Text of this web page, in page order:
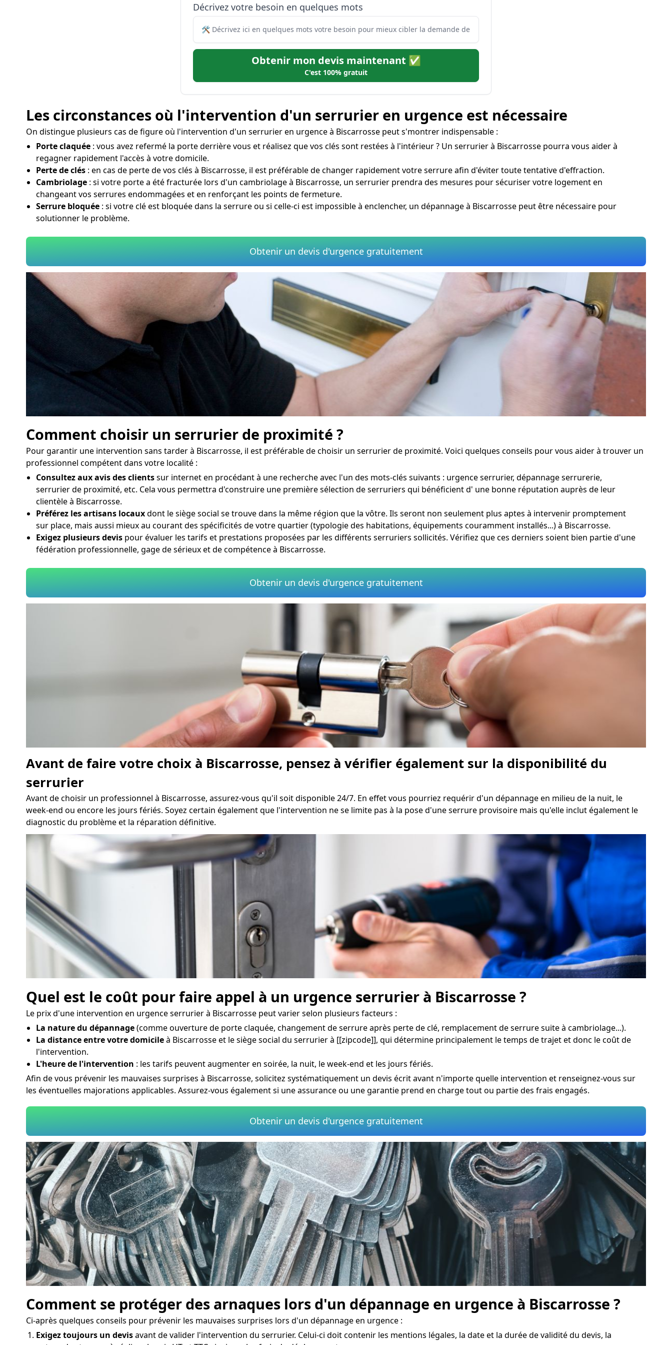
Décrivez votre besoin en quelques mots
Obtenir mon devis maintenant ✅
C'est 100% gratuit
Les circonstances où l'intervention d'un serrurier en urgence est nécessaire
On distingue plusieurs cas de figure où l'intervention d'un serrurier en urgence à Biscarrosse peut s'montrer indispensable :
Porte claquée : vous avez refermé la porte derrière vous et réalisez que vos clés sont restées à l'intérieur ? Un serrurier à Biscarrosse pourra vous aider à
regagner rapidement l'accès à votre domicile.
Perte de clés : en cas de perte de vos clés à Biscarrosse, il est préférable de changer rapidement votre serrure afin d'éviter toute tentative d'effraction.
Cambriolage : si votre porte a été fracturée lors d'un cambriolage à Biscarrosse, un serrurier prendra des mesures pour sécuriser votre logement en
changeant vos serrures endommagées et en renforçant les points de fermeture.
Serrure bloquée : si votre clé est bloquée dans la serrure ou si celle-ci est impossible à enclencher, un dépannage à Biscarrosse peut être nécessaire pour
solutionner le problème.
Obtenir un devis d'urgence gratuitement
Comment choisir un serrurier de proximité ?
Pour garantir une intervention sans tarder à Biscarrosse, il est préférable de choisir un serrurier de proximité. Voici quelques conseils pour vous aider à trouver un
professionnel compétent dans votre localité :
Consultez aux avis des clientssur internet en procédant à une recherche avec l'un des mots-clés suivants : urgence serrurier, dépannage serrurerie,
serrurier de proximité, etc. Cela vous permettra d'construire une première sélection de serruriers qui bénéficient d' une bonne réputation auprès de leur
clientèle à Biscarrosse.
Préférez les artisans locauxdont le siège social se trouve dans la même région que la vôtre. Ils seront non seulement plus aptes à intervenir promptement
sur place, mais aussi mieux au courant des spécificités de votre quartier (typologie des habitations, équipements couramment installés...) à Biscarrosse.
Exigez plusieurs devis pour évaluer les tarifs et prestations proposées par les différents serruriers sollicités. Vérifiez que ces derniers soient bien partie d'une
fédération professionnelle, gage de sérieux et de compétence à Biscarrosse.
Obtenir un devis d'urgence gratuitement
Avant de faire votre choix à Biscarrosse, pensez à vérifier également sur la disponibilité du
serrurier
Avant de choisir un professionnel à Biscarrosse, assurez-vous qu'il soit disponible 24/7. En effet vous pourriez requérir d'un dépannage en milieu de la nuit, le
week-end ou encore les jours fériés. Soyez certain également que l'intervention ne se limite pas à la pose d'une serrure provisoire mais qu'elle inclut également le
diagnostic du problème et la réparation définitive.
Quel est le coût pour faire appel à un urgence serrurier à Biscarrosse ?
Le prix d'une intervention en urgence serrurier à Biscarrosse peut varier selon plusieurs facteurs :
La nature du dépannage(comme ouverture de porte claquée, changement de serrure après perte de clé, remplacement de serrure suite à cambriolage...).
La distance entre votre domicileà Biscarrosse et le siège social du serrurier à [[zipcode]], qui détermine principalement le temps de trajet et donc le coût de
l'intervention.
L'heure de l'intervention : les tarifs peuvent augmenter en soirée, la nuit, le week-end et les jours fériés.
Afin de vous prévenir les mauvaises surprises à Biscarrosse, solicitez systématiquement un devis écrit avant n'importe quelle intervention et renseignez-vous sur
les éventuelles majorations applicables. Assurez-vous également si une assurance ou une garantie prend en charge tout ou partie des frais engagés.
Obtenir un devis d'urgence gratuitement
Comment se protéger des arnaques lors d'un dépannage en urgence à Biscarrosse ?
Ci-après quelques conseils pour prévenir les mauvaises surprises lors d'un dépannage en urgence :
Exigez toujours un devisavant de valider l'intervention du serrurier. Celui-ci doit contenir les mentions légales, la date et la durée de validité du devis, la